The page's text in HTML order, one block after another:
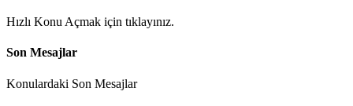
Hızlı Konu Açmak için tıklayınız.
Son Mesajlar
Konulardaki Son Mesajlar